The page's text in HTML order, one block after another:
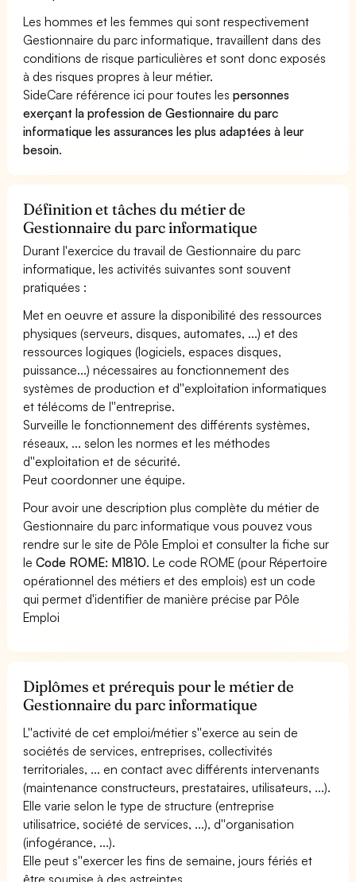
Les hommes et les femmes qui sont respectivement
Gestionnaire du parc informatique, travaillent dans des
conditions de risque particulières et sont donc exposés
à des risques propres à leur métier.
SideCare référence ici pour toutes lespersonnes
exerçant la profession de Gestionnaire du parc
informatique les assurances les plus adaptées à leur
besoin.
Définition et tâches du métier de
Gestionnaire du parc informatique
Durant l'exercice du travail de Gestionnaire du parc
informatique, les activités suivantes sont souvent
pratiquées :
Met en oeuvre et assure la disponibilité des ressources
physiques (serveurs, disques, automates, ...) et des
ressources logiques (logiciels, espaces disques,
puissance...) nécessaires au fonctionnement des
systèmes de production et d''exploitation informatiques
et télécoms de l''entreprise.
Surveille le fonctionnement des différents systèmes,
réseaux, ... selon les normes et les méthodes
d''exploitation et de sécurité.
Peut coordonner une équipe.
Pour avoir une description plus complète du métier de
Gestionnaire du parc informatique vous pouvez vous
rendre sur le site de Pôle Emploi et consulter la fiche sur
leCode ROME: M1810. Le code ROME (pour Répertoire
opérationnel des métiers et des emplois) est un code
qui permet d'identifier de manière précise par Pôle
Emploi
Diplômes et prérequis pour le métier de
Gestionnaire du parc informatique
L''activité de cet emploi/métier s''exerce au sein de
sociétés de services, entreprises, collectivités
territoriales, ... en contact avec différents intervenants
(maintenance constructeurs, prestataires, utilisateurs, ...).
Elle varie selon le type de structure (entreprise
utilisatrice, société de services, ...), d''organisation
(infogérance, ...).
Elle peut s''exercer les fins de semaine, jours fériés et
être soumise à des astreintes.